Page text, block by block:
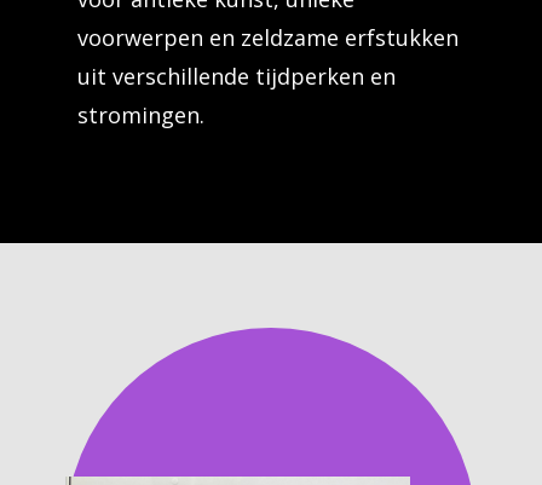
voorwerpen en zeldzame erfstukken
uit verschillende tijdperken en
stromingen.